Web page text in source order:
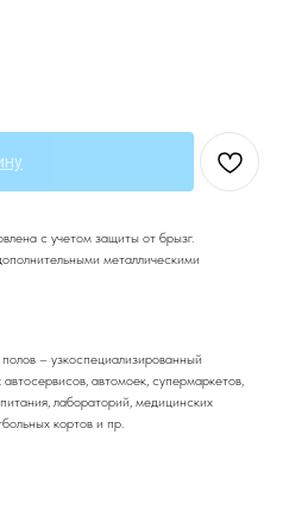
с учетом защиты от брызг.
металлическими
– узкоспециализированный
автомоек, супермаркетов,
лабораторий, медицинских
кортов и пр.